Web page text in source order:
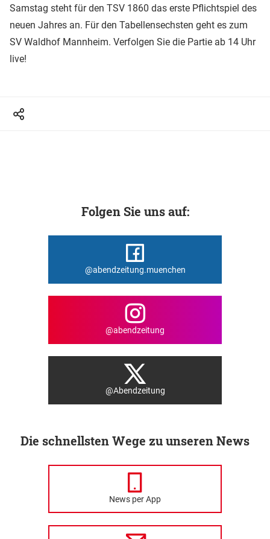
Samstag steht für den TSV 1860 das erste Pflichtspiel des
neuen Jahres an. Für den Tabellensechsten geht es zum
SV Waldhof Mannheim. Verfolgen Sie die Partie ab 14 Uhr
live!
Folgen Sie uns auf:
@abendzeitung.muenchen
@abendzeitung
@Abendzeitung
Die schnellsten Wege zu unseren News
News per App